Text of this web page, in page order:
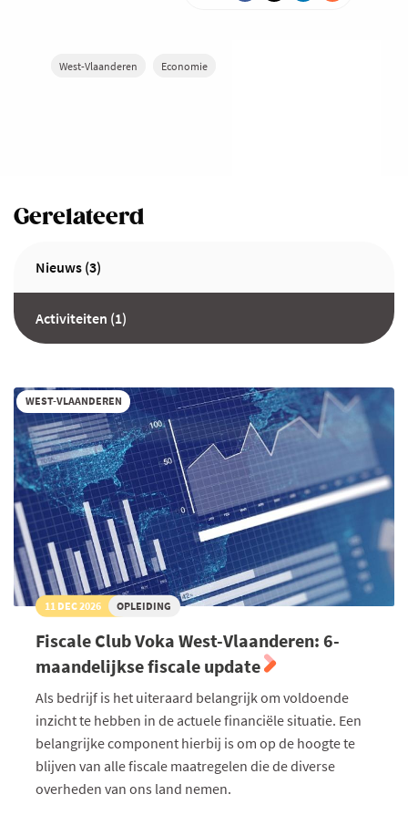
West-Vlaanderen Economie
Gerelateerd
Nieuws (3)
Activiteiten (1)
WEST-VLAANDEREN
11 DEC 2026 OPLEIDING
Fiscale Club Voka West-Vlaanderen: 6-
maandelijkse fiscale update
Als bedrijf is het uiteraard belangrijk om voldoende
inzicht te hebben in de actuele financiële situatie. Een
belangrijke component hierbij is om op de hoogte te
blijven van alle fiscale maatregelen die de diverse
overheden van ons land nemen.